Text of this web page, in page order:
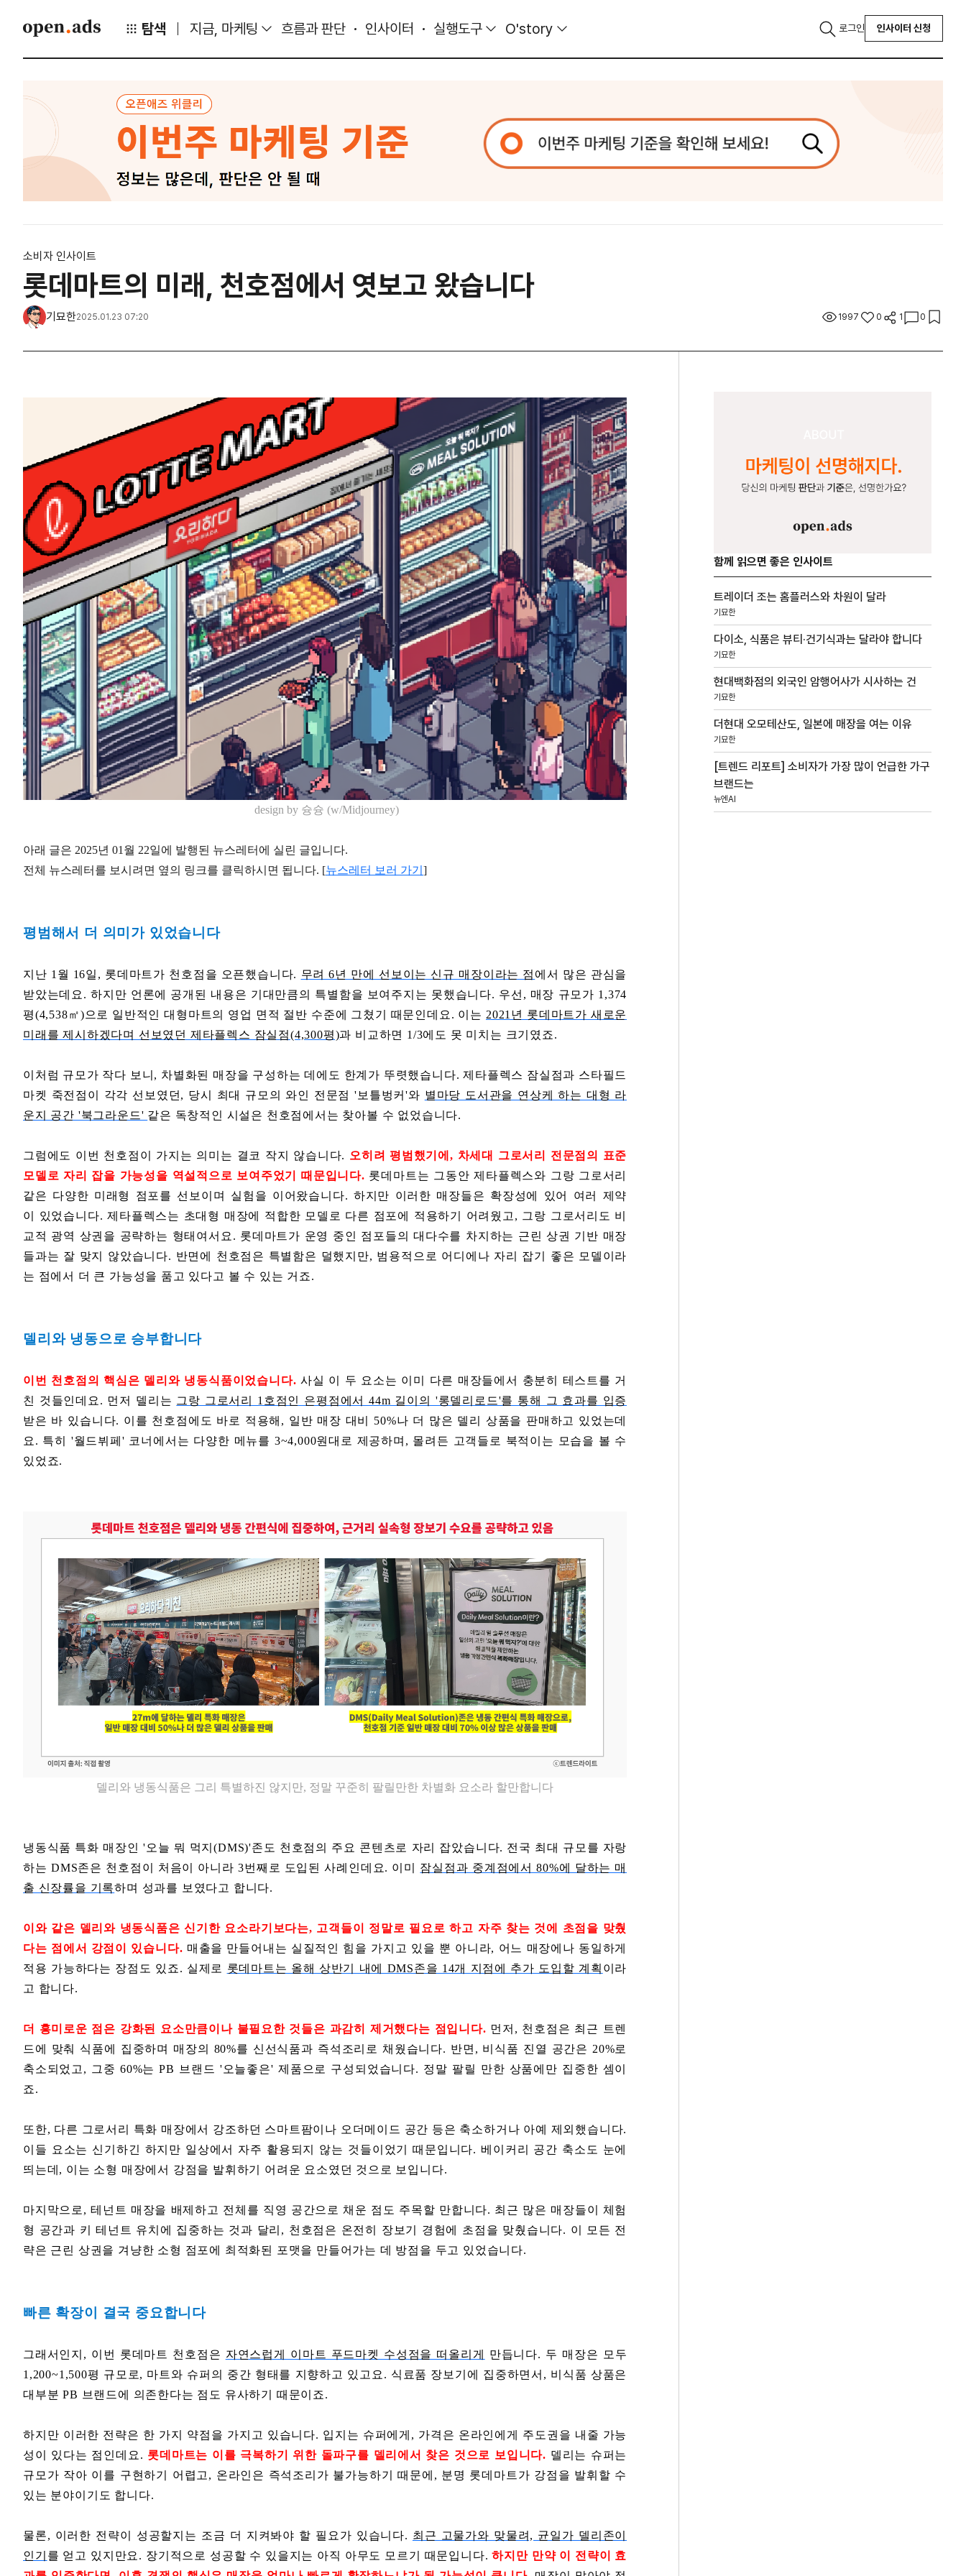
탐색 지금, 마케팅 흐름과 판단 인사이터 실행도구 O'story 로그인 인사이터 신청
소비자 인사이트
롯데마트의 미래, 천호점에서 엿보고 왔습니다
기묘한2025.01.23 07:20 1997 0 1 0
design by 슝슝 (w/Midjourney)
아래 글은 2025년 01월 22일에 발행된 뉴스레터에 실린 글입니다.
전체 뉴스레터를 보시려면 옆의 링크를 클릭하시면 됩니다. [뉴스레터 보러 가기 ]
평범해서 더 의미가 있었습니다
지난 1월 16일, 롯데마트가 천호점을 오픈했습니다. 무려 6년 만에 선보이는 신규 매장이라는 점 에서 많은 관심을
받았는데요. 하지만 언론에 공개된 내용은 기대만큼의 특별함을 보여주지는 못했습니다. 우선, 매장 규모가 1,374
평(4,538㎡)으로 일반적인 대형마트의 영업 면적 절반 수준에 그쳤기 때문인데요. 이는 2021년 롯데마트가 새로운
미래를 제시하겠다며 선보였던 제타플렉스 잠실점(4,300평)과 비교하면 1/3에도 못 미치는 크기였죠.
이처럼 규모가 작다 보니, 차별화된 매장을 구성하는 데에도 한계가 뚜렷했습니다. 제타플렉스 잠실점과 스타필드
마켓 죽전점이 각각 선보였던, 당시 최대 규모의 와인 전문점 '보틀벙커'와 별마당 도서관을 연상케 하는 대형 라
운지 공간 '북그라운드' 같은 독창적인 시설은 천호점에서는 찾아볼 수 없었습니다.
그럼에도 이번 천호점이 가지는 의미는 결코 작지 않습니다. 오히려 평범했기에, 차세대 그로서리 전문점의 표준
모델로 자리 잡을 가능성을 역설적으로 보여주었기 때문입니다. 롯데마트는 그동안 제타플렉스와 그랑 그로서리
같은 다양한 미래형 점포를 선보이며 실험을 이어왔습니다. 하지만 이러한 매장들은 확장성에 있어 여러 제약
이
있었습니다. 제타플렉스는 초대형 매장에 적합한 모델로 다른 점포에 적용하기 어려웠고, 그랑 그로서리도 비
교적 광역 상권을 공략하는 형태여서요. 롯데마트가 운영 중인 점포들의 대다수를 차지하는 근린 상권 기반 매장
들과는 잘 맞지 않았습니다. 반면에 천호점은 특별함은 덜했지만, 범용적으로 어디에나 자리 잡기 좋은 모델이라
는 점에서 더 큰 가능성을 품고 있다고 볼 수 있는 거죠.
델리와 냉동으로 승부합니다
이번 천호점의 핵심은 델리와 냉동식품이었습니다. 사실 이 두 요소는 이미 다른 매장들에서 충분히 테스트를 거
친 것들인데요. 먼저 델리는 그랑 그로서리 1호점인 은평점에서 44m 길이의 '롱델리로드'를 통해 그 효과를 입증
받은 바 있습니다. 이를 천호점에도 바로 적용해, 일반 매장 대비 50%나 더 많은 델리 상품을 판매하고 있었는데
요. 특히 '월드뷔페' 코너에서는 다양한 메뉴를 3~4,000원대로 제공하며, 몰려든 고객들로 북적이는 모습을 볼 수
있었죠.
델리와 냉동식품은 그리 특별하진 않지만, 정말 꾸준히 팔릴만한 차별화 요소라 할만합니다
냉동식품 특화 매장인 '오늘 뭐 먹지(DMS)'존도 천호점의 주요 콘텐츠로 자리 잡았습니다. 전국 최대 규모를 자랑
하는 DMS존은 천호점이 처음이 아니라 3번째로 도입된 사례인데요. 이미 잠실점과 중계점에서 80%에 달하는 매
출 신장률을 기록하며 성과를 보였다고 합니다.
이와 같은 델리와 냉동식품은 신기한 요소라기보다는, 고객들이 정말로 필요로 하고 자주 찾는 것에 초점을 맞췄
다는 점에서 강점이 있습니다. 매출을 만들어내는 실질적인 힘을 가지고 있을 뿐 아니라, 어느 매장에나 동일하게
적용 가능하다는 장점도 있죠. 실제로 롯데마트는 올해 상반기 내에 DMS존을 14개 지점에 추가 도입할 계획 이라
고 합니다.
더 흥미로운 점은 강화된 요소만큼이나 불필요한 것들은 과감히 제거했다는 점입니다. 먼저, 천호점은 최근 트렌
드에 맞춰 식품에 집중하며 매장의 80%를 신선식품과 즉석조리로 채웠습니다. 반면, 비식품 진열 공간은 20%로
축소되었고, 그중 60%는 PB 브랜드 '오늘좋은' 제품으로 구성되었습니다. 정말 팔릴 만한 상품에만 집중한 셈이
죠.
또한, 다른 그로서리 특화 매장에서 강조하던 스마트팜이나 오더메이드 공간 등은 축소하거나 아예 제외했습니다.
이들 요소는 신기하긴 하지만 일상에서 자주 활용되지 않는 것들이었기 때문입니다. 베이커리 공간 축소도 눈에
띄는데, 이는 소형 매장에서 강점을 발휘하기 어려운 요소였던 것으로 보입니다.
마지막으로, 테넌트 매장을 배제하고 전체를 직영 공간으로 채운 점도 주목할 만합니다. 최근 많은 매장들이 체험
형 공간과 키 테넌트 유치에 집중하는 것과 달리, 천호점은 온전히 장보기 경험에 초점을 맞췄습니다. 이 모든 전
략은 근린 상권을 겨냥한 소형 점포에 최적화된 포맷을 만들어가는 데 방점을 두고 있었습니다.
빠른 확장이 결국 중요합니다
그래서인지, 이번 롯데마트 천호점은 자연스럽게 이마트 푸드마켓 수성점을 떠올리게
만듭니다. 두 매장은 모두
1,200~1,500평 규모로, 마트와 슈퍼의 중간 형태를 지향하고 있고요. 식료품 장보기에 집중하면서, 비식품 상품은
대부분 PB 브랜드에 의존한다는 점도 유사하기 때문이죠.
하지만 이러한 전략은 한 가지 약점을 가지고 있습니다. 입지는 슈퍼에게, 가격은 온라인에게 주도권을 내줄 가능
성이 있다는 점인데요. 롯데마트는 이를 극복하기 위한 돌파구를 델리에서 찾은 것으로 보입니다. 델리는 슈퍼는
규모가 작아 이를 구현하기 어렵고, 온라인은 즉석조리가 불가능하기 때문에, 분명 롯데마트가 강점을 발휘할 수
있는 분야이기도 합니다.
물론, 이러한 전략이 성공할지는 조금 더 지켜봐야 할 필요가 있습니다. 최근 고물가와 맞물려, 균일가 델리존이
인기 를 얻고 있지만요. 장기적으로 성공할 수 있을지는 아직 아무도 모르기 때문입니다.하지만 만약 이 전략이 효
함께 읽으면 좋은 인사이트
트레이더 조는 홈플러스와 차원이 달라
기묘한
다이소, 식품은 뷰티·건기식과는 달라야 합니다
기묘한
현대백화점의 외국인 암행어사가 시사하는 건
기묘한
더현대 오모테산도, 일본에 매장을 여는 이유
기묘한
[트렌드 리포트] 소비자가 가장 많이 언급한 가구
브랜드는
뉴엔AI